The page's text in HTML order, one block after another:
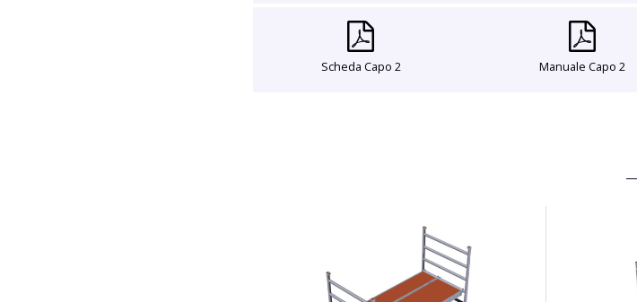
Scheda Capo 2 Manuale Capo 2